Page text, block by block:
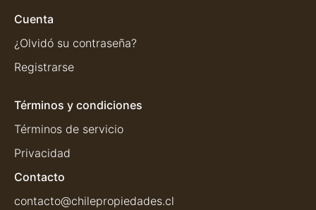
Cuenta
¿Olvidó su contraseña?
Registrarse
Términos y condiciones
Términos de servicio
Privacidad
Contacto
contacto@chilepropiedades.cl